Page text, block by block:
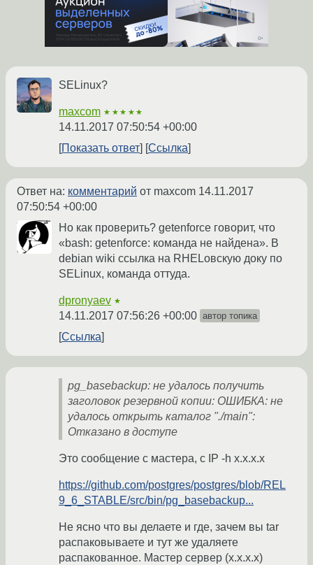
SELinux?
maxcom ★★★★★
14.11.2017 07:50:54 +00:00
Показать ответ
Ссылка
Ответ на: комментарий от maxcom 14.11.2017
07:50:54 +00:00
Но как проверить? getenforce говорит, что
«bash: getenforce: команда не найдена». В
debian wiki ссылка на RHELовскую доку по
SELinux, команда оттуда.
dpronyaev ★
14.11.2017 07:56:26 +00:00 автор топика
Ссылка
pg_basebackup: не удалось получить
заголовок резервной копии: ОШИБКА: не
удалось открыть каталог "./main":
Отказано в доступе
Это сообщение с мастера, с IP -h x.x.x.x
https://github.com/postgres/postgres/blob/REL
9_6_STABLE/src/bin/pg_basebackup...
Не ясно что вы делаете и где, зачем вы tar
распаковываете и тут же удаляете
распакованное. Мастер сервер (x.x.x.x)